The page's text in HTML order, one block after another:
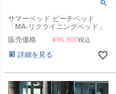
サマーベッド ビーチベッド
「MA-リクライニングベッド」
販売価格
¥96,800税込
詳細を見る